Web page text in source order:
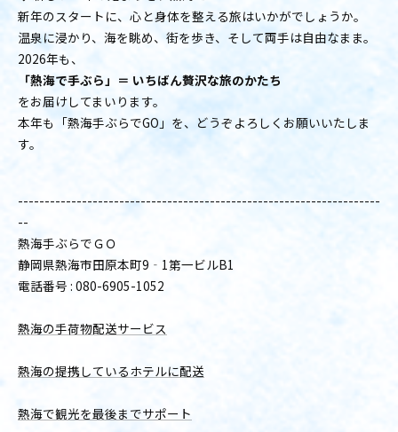
新年のスタートに、心と身体を整える旅はいかがでしょうか。
温泉に浸かり、海を眺め、街を歩き、そして両手は自由なまま。
2026年も、
「熱海で手ぶら」＝ いちばん贅沢な旅のかたち
をお届けしてまいります。
本年も「熱海手ぶらでGO」を、どうぞよろしくお願いいたしま
す。
--------------------------------------------------------------------
--
熱海手ぶらでＧＯ
静岡県熱海市田原本町9‐1第一ビルB1
電話番号 : 080-6905-1052
熱海の手荷物配送サービス
熱海の提携しているホテルに配送
熱海で観光を最後までサポート